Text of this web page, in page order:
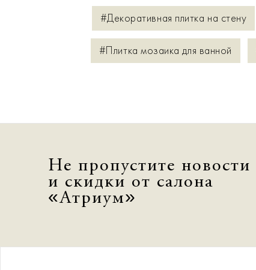
#Декоративная плитка на стену
#Плитка мозаика для ванной
Не пропустите новости
и скидки от салона
«Атриум»